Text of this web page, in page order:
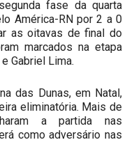
fase da quarta
América-RN por 2 a 0
as oitavas de final do
marcados na etapa
Gabriel Lima.
das Dunas, em Natal,
eliminatória. Mais de
a partida nas
como adversário nas